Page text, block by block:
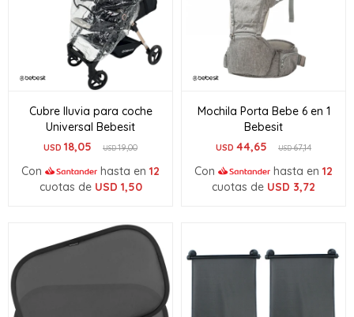
Cubre lluvia para coche
Universal Bebesit
USD 18,05 USD19,00
Con hasta en 12
cuotas de USD 1,50
Mochila Porta Bebe 6 en 1
Bebesit
USD 44,65 USD67,14
Con hasta en 12
cuotas de USD 3,72